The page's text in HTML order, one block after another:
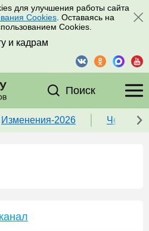
для улучшения работы сайта
Cookies . Оставаясь на
Cookies.
и кадрам
Поиск
Изменения-2026 Чек-